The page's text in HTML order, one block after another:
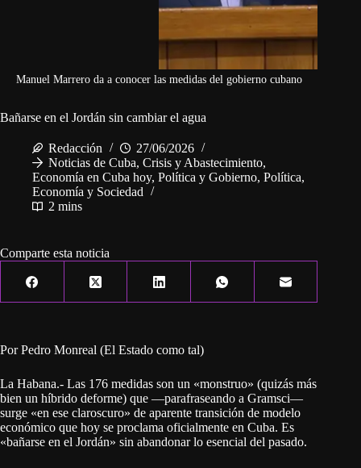
Manuel Marrero da a conocer las medidas del gobierno cubano
Bañarse en el Jordán sin cambiar el agua
Redacción
27/06/2026
Noticias de Cuba, Crisis y Abastecimiento,
Economía en Cuba hoy, Política y Gobierno, Política,
Economía y Sociedad
2 mins
Comparte esta noticia
Por Pedro Monreal (El Estado como tal)
La Habana.- Las 176 medidas son un «monstruo» (quizás más
bien un híbrido deforme) que —parafraseando a Gramsci—
surge «en ese claroscuro» de aparente transición de modelo
económico que hoy se proclama oficialmente en Cuba. Es
«bañarse en el Jordán» sin abandonar lo esencial del pasado.